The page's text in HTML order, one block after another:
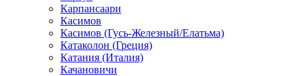
Карпансаари
Касимов
Касимов (Гусь-Железный/Елатьма)
Катаколон (Греция)
Катания (Италия)
Качановичи